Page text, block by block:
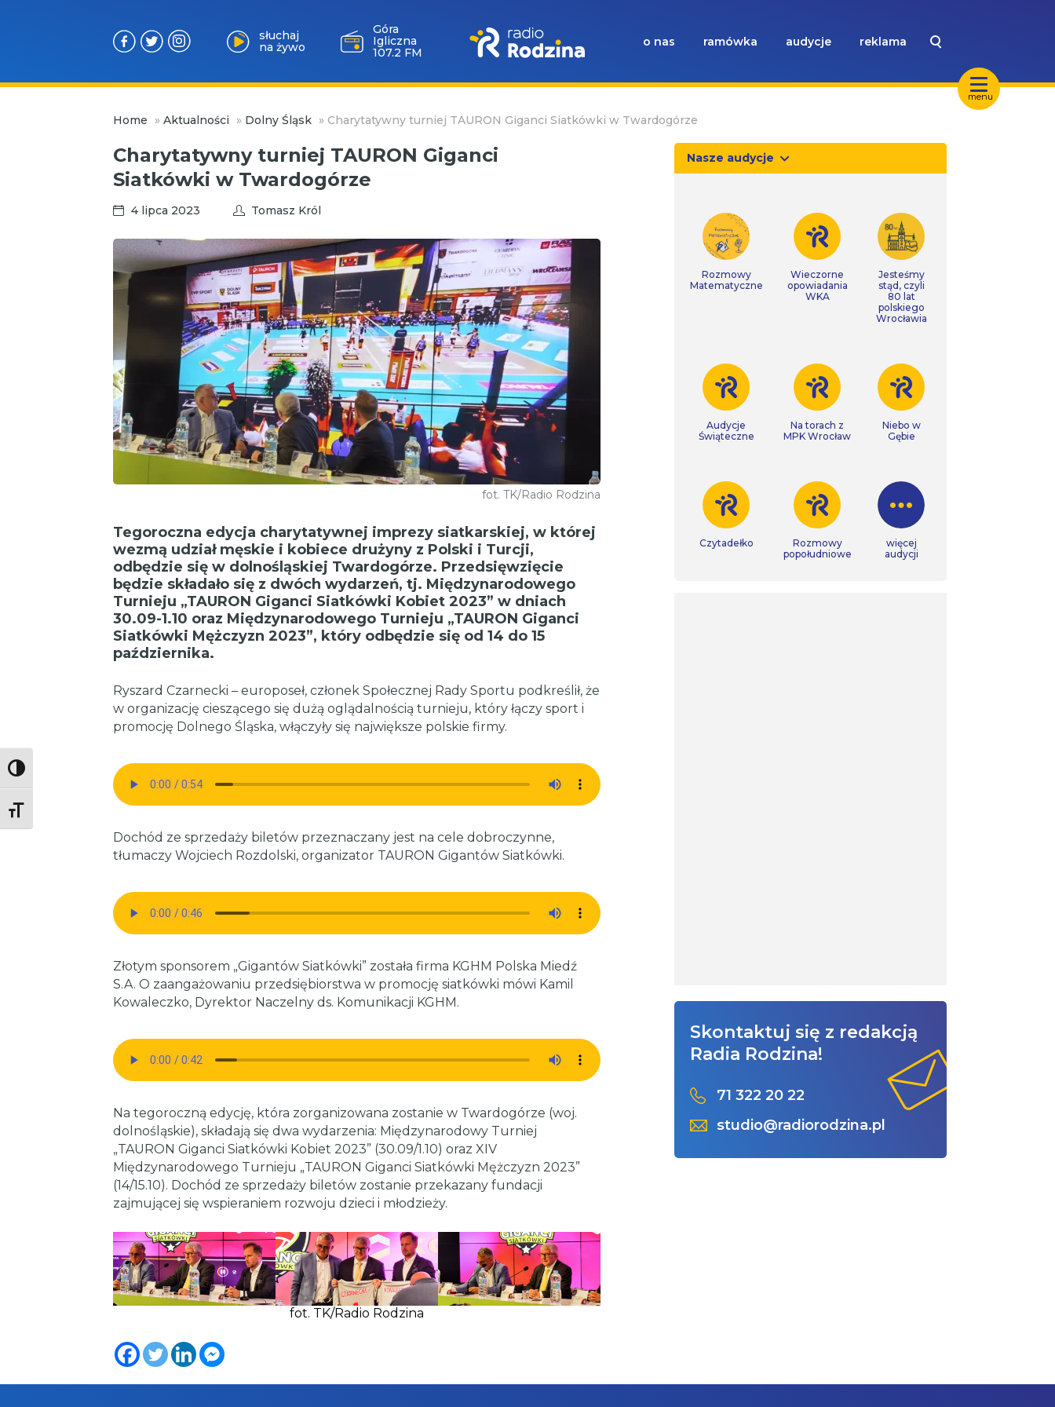
Toggle High Contrast
Toggle Font size
menu
słuchaj
na żywo
Góra
Igliczna
107.2 FM
o nas ramówka audycje reklama
Home » Aktualności » Dolny Śląsk » Charytatywny turniej TAURON Giganci Siatkówki w Twardogórze
Charytatywny turniej TAURON Giganci
Siatkówki w Twardogórze
4 lipca 2023 Tomasz Król
fot. TK/Radio Rodzina
Tegoroczna edycja charytatywnej imprezy siatkarskiej, w której
wezmą udział męskie i kobiece drużyny z Polski i Turcji,
odbędzie się w dolnośląskiej Twardogórze. Przedsięwzięcie
będzie składało się z dwóch wydarzeń, tj. Międzynarodowego
Turnieju „TAURON Giganci Siatkówki Kobiet 2023” w dniach
30.09-1.10 oraz Międzynarodowego Turnieju „TAURON Giganci
Siatkówki Mężczyzn 2023”, który odbędzie się od 14 do 15
października.
Ryszard Czarnecki – europoseł, członek Społecznej Rady Sportu podkreślił, że
w organizację cieszącego się dużą oglądalnością turnieju, który łączy sport i
promocję Dolnego Śląska, włączyły się największe polskie firmy.
Dochód ze sprzedaży biletów przeznaczany jest na cele dobroczynne,
tłumaczy Wojciech Rozdolski, organizator TAURON Gigantów Siatkówki.
Złotym sponsorem „Gigantów Siatkówki” została firma KGHM Polska Miedź
S.A. O zaangażowaniu przedsiębiorstwa w promocję siatkówki mówi Kamil
Kowaleczko, Dyrektor Naczelny ds. Komunikacji KGHM.
Na tegoroczną edycję, która zorganizowana zostanie w Twardogórze (woj.
dolnośląskie), składają się dwa wydarzenia: Międzynarodowy Turniej
„TAURON Giganci Siatkówki Kobiet 2023” (30.09/1.10) oraz XIV
Międzynarodowego Turnieju „TAURON Giganci Siatkówki Mężczyzn 2023”
(14/15.10). Dochód ze sprzedaży biletów zostanie przekazany fundacji
zajmującej się wspieraniem rozwoju dzieci i młodzieży.
fot. TK/Radio Rodzina
Nasze audycje
Rozmowy
Matematyczne
Wieczorne
opowiadania
WKA
Jesteśmy
stąd, czyli
80 lat
polskiego
Wrocławia
Audycje
Świąteczne
Na torach z
MPK Wrocław
Niebo w
Gębie
Czytadełko
Rozmowy
popołudniowe
więcej
audycji
Skontaktuj się z redakcją
Radia Rodzina!
71 322 20 22
studio@radiorodzina.pl